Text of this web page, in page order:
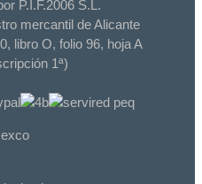
P.I.F.2006 S.L.
mercantil de Alicante
libro O, folio 96, hoja A
1ª)